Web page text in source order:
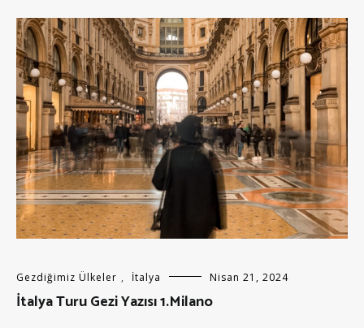
Gezdiğimiz Ülkeler , İtalya Nisan 21, 2024
İtalya Turu Gezi Yazısı 1.Milano